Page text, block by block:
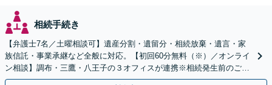
相続手続き
【弁護士7名／土曜相談可】遺産分割・遺留分・相続放棄・遺言・家
族信託・事業承継など全般に対応。【初回60分無料（※）／オンライ
ン相談】調布・三鷹・八王子の３オフィスが連携※相続発生前のご相
談など有料相談になるものもございます。